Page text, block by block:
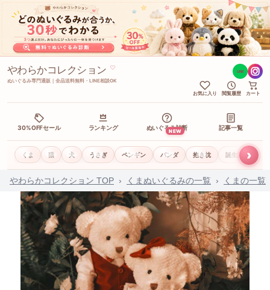
やわらかコレクション ♡
ぬいぐるみ専門通販｜全品送料無料・LINE相談OK
LINE
お気に入り 閲覧履歴 カート
30%OFFセール ランキング ぬいぐるみ診断
NEW 記事一覧
くま 猫 犬 うさぎ ペンギン パンダ 抱き枕 誕生日ギフト
›
やわらかコレクション TOP › くまぬいぐるみの一覧 › くまの一覧